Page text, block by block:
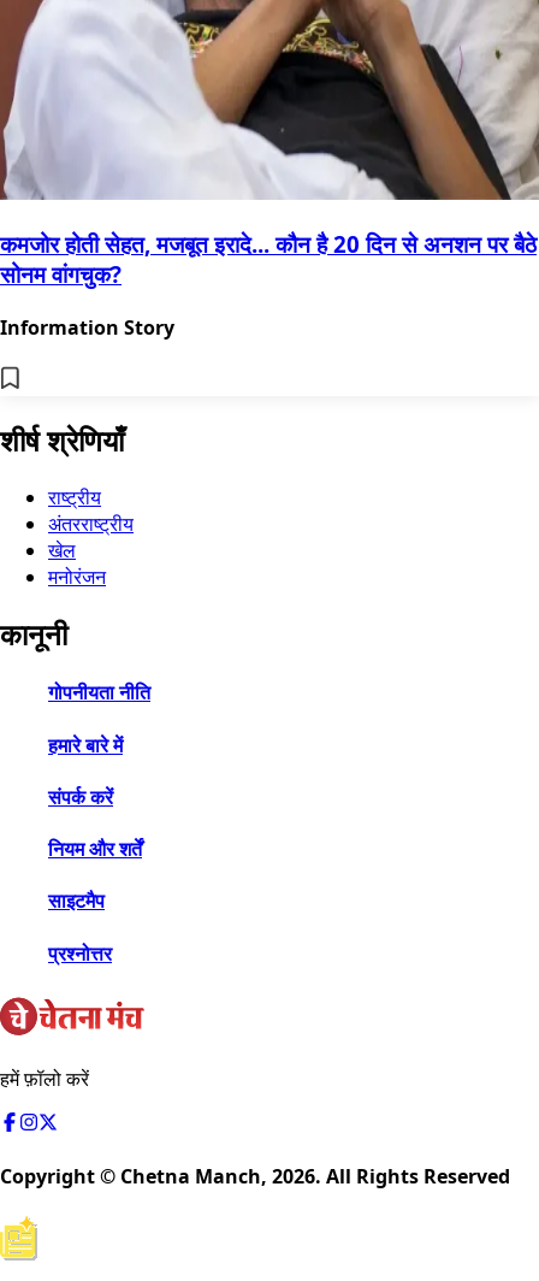
कमजोर होती सेहत, मजबूत इरादे... कौन है 20 दिन से अनशन पर बैठे
सोनम वांगचुक?
Information Story
शीर्ष श्रेणियाँ
राष्ट्रीय
अंतरराष्ट्रीय
खेल
मनोरंजन
कानूनी
गोपनीयता नीति
हमारे बारे में
संपर्क करें
नियम और शर्तें
साइटमैप
प्रश्नोत्तर
हमें फ़ॉलो करें
Copyright © Chetna Manch, 2026. All Rights Reserved